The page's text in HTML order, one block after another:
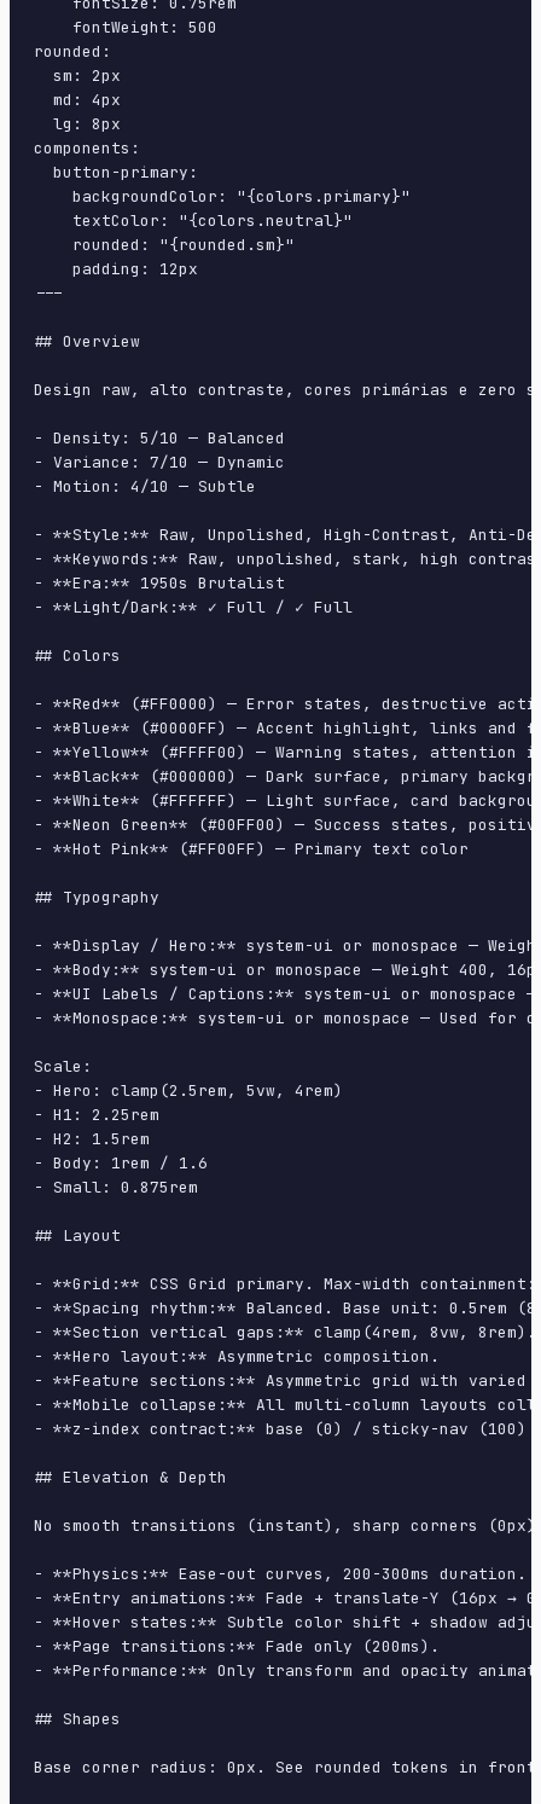
    fontWeight: 500
rounded:
  sm: 2px
  md: 4px
  lg: 8px
components:
  button-primary:
    backgroundColor: "{colors.primary}"
    textColor: "{colors.neutral}"
    rounded: "{rounded.sm}"
    padding: 12px
---
## Overview
Design raw, alto contraste, cores primárias e zero
- Density: 5/10 — Balanced
- Variance: 7/10 — Dynamic
- Motion: 4/10 — Subtle
- **Style:** Raw, Unpolished, High-Contrast, Anti-
- **Keywords:** Raw, unpolished, stark, high
- **Era:** 1950s Brutalist
- **Light/Dark:** ✓ Full / ✓ Full
## Colors
- **Red** (#FF0000) — Error states, destructive
- **Blue** (#0000FF) — Accent highlight, links and
- **Yellow** (#FFFF00) — Warning states, attention
- **Black** (#000000) — Dark surface, primary
- **White** (#FFFFFF) — Light surface, card
- **Neon Green** (#00FF00) — Success states,
- **Hot Pink** (#FF00FF) — Primary text color
## Typography
- **Display / Hero:** system-ui or monospace —
- **Body:** system-ui or monospace — Weight 400,
- **UI Labels / Captions:** system-ui or
- **Monospace:** system-ui or monospace — Used for
Scale:
- Hero: clamp(2.5rem, 5vw, 4rem)
- H1: 2.25rem
- H2: 1.5rem
- Body: 1rem / 1.6
- Small: 0.875rem
## Layout
- **Grid:** CSS Grid primary. Max-width
- **Spacing rhythm:** Balanced. Base unit: 0.5rem
- **Section vertical gaps:** clamp(4rem, 8vw, 8rem).
- **Hero layout:** Asymmetric composition.
- **Feature sections:** Asymmetric grid with varied
- **Mobile collapse:** All multi-column layouts
- **z-index contract:** base (0) / sticky-nav
## Elevation & Depth
No smooth transitions (instant), sharp corners
- **Physics:** Ease-out curves, 200-300ms duration.
- **Entry animations:** Fade + translate-Y (16px →
- **Hover states:** Subtle color shift + shadow
- **Page transitions:** Fade only (200ms).
- **Performance:** Only transform and opacity
## Shapes
Base corner radius: 0px. See rounded tokens in